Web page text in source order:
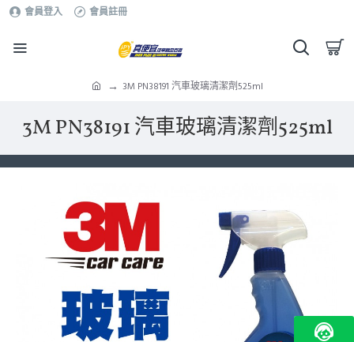
會員登入 會員註冊
3M PN38191 汽車玻璃清潔劑525ml
3M PN38191 汽車玻璃清潔劑525ml